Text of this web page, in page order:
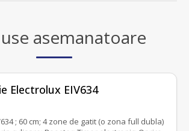
asemanatoare
Electrolux EIV634
; 60 cm; 4 zone de gatit (o zona full dubla)